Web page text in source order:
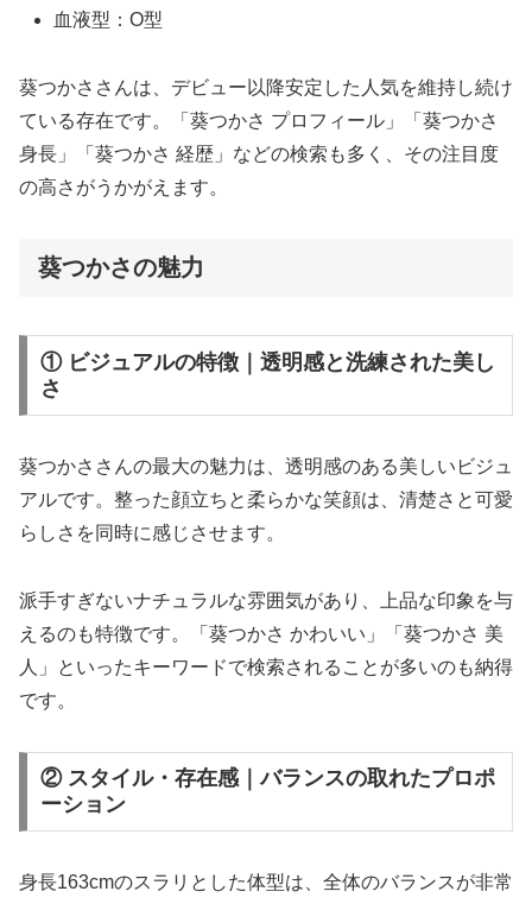
血液型：O型
葵つかささんは、デビュー以降安定した人気を維持し続け
ている存在です。「葵つかさ プロフィール」「葵つかさ
身長」「葵つかさ 経歴」などの検索も多く、その注目度
の高さがうかがえます。
葵つかさの魅力
① ビジュアルの特徴｜透明感と洗練された美し
さ
葵つかささんの最大の魅力は、透明感のある美しいビジュ
アルです。整った顔立ちと柔らかな笑顔は、清楚さと可愛
らしさを同時に感じさせます。
派手すぎないナチュラルな雰囲気があり、上品な印象を与
えるのも特徴です。「葵つかさ かわいい」「葵つかさ 美
人」といったキーワードで検索されることが多いのも納得
です。
② スタイル・存在感｜バランスの取れたプロポ
ーション
身長163cmのスラリとした体型は、全体のバランスが非常